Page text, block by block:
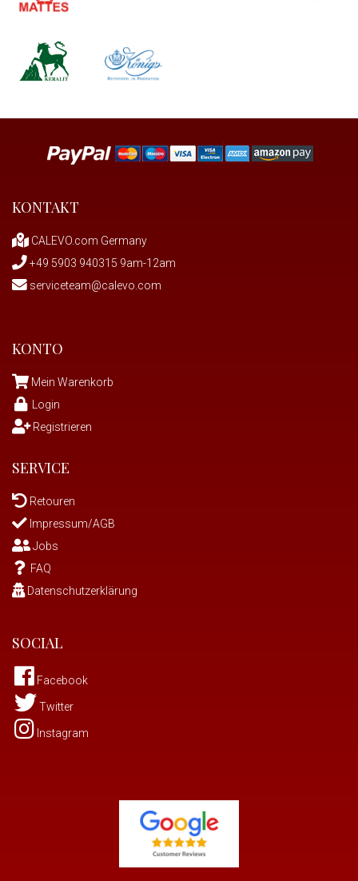
KONTAKT
CALEVO.com Germany
+49 5903 940315 9am-12am
serviceteam@calevo.com
KONTO
Mein Warenkorb
Login
Registrieren
SERVICE
Retouren
Impressum/AGB
Jobs
FAQ
Datenschutzerklärung
SOCIAL
Facebook
Twitter
Instagram